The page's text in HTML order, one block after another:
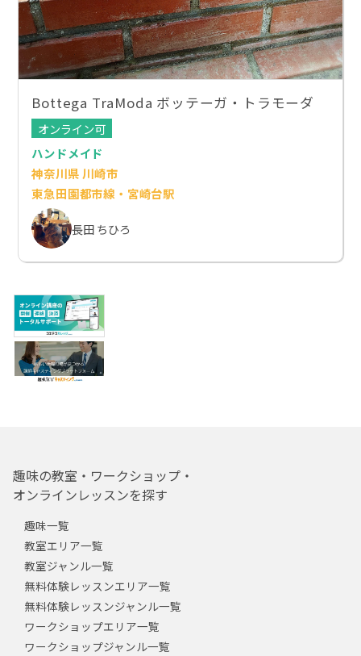
Bottega TraModa ボッテーガ・トラモーダ
オンライン可
ハンドメイド
神奈川県 川崎市
東急田園都市線・宮崎台駅
長田 ちひろ
趣味の教室・ワークショップ・
オンラインレッスンを探す
趣味一覧
教室エリア一覧
教室ジャンル一覧
無料体験レッスンエリア一覧
無料体験レッスンジャンル一覧
ワークショップエリア一覧
ワークショップジャンル一覧